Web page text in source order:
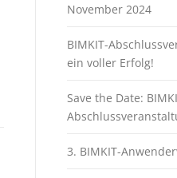
November 2024
BIMKIT-
ein voller Erfolg!
Save the Date:
3. BIMKIT-